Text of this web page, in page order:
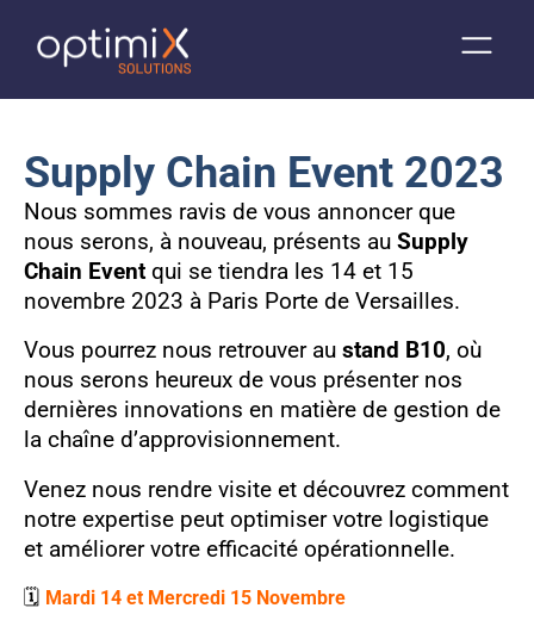
Supply Chain Event 2023
Nous sommes ravis de vous annoncer que
nous serons, à nouveau, présents au Supply
Chain Event qui se tiendra les 14 et 15
novembre 2023 à Paris Porte de Versailles.
Vous pourrez nous retrouver au stand B10, où
nous serons heureux de vous présenter nos
dernières innovations en matière de gestion de
la chaîne d’approvisionnement.
Venez nous rendre visite et découvrez comment
notre expertise peut optimiser votre logistique
et améliorer votre efficacité opérationnelle.
🗓 Mardi 14 et Mercredi 15 Novembre